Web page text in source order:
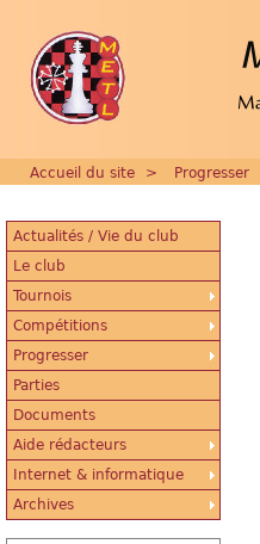
Accueil du site > Progresser
Actualités / Vie du club
Le club
Tournois
Compétitions
Progresser
Parties
Documents
Aide rédacteurs
Internet & informatique
Archives